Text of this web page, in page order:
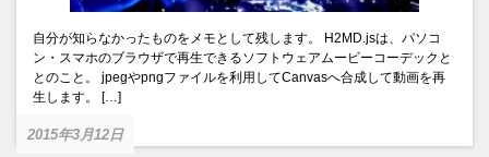
自分が知らなかったものをメモとして残します。 H2MD.jsは、パソコ
ン・スマホのブラウザで再生できるソフトウェアムービーコーデックと
とのこと。 jpegやpngファイルを利用してCanvasへ合成して動画を再
生します。 […]
2015年3月12日